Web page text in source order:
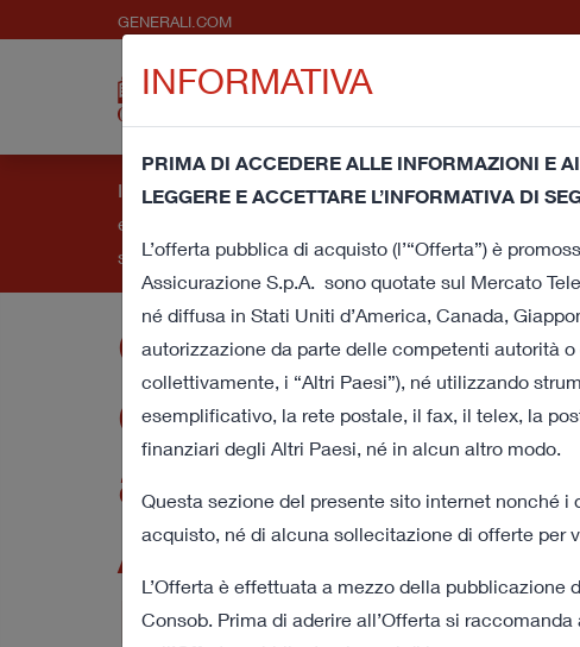
GENERALI.COM
Chi
siamo
Offerta pubblica
d’acquisto
cassa sulla
azioni di
Assicurazioni e
Procedura di
Informativa e consenso per l'uso dei cookie - Questo
esperienza di navigazione e fornirti un servizio in
sottostante a questo banner acconsenti all’utilizzo
INFORMATIVA
PRIMA DI ACCEDERE ALLE INFORMAZIONI E
LEGGERE E ACCETTARE L’INFORMATIVA DI
L’offerta pubblica di acquisto (l’“Offerta”) è
Assicurazione S.p.A. sono quotate sul Mercato
né diffusa in Stati Uniti d’America, Canada,
autorizzazione da parte delle competenti autorità
collettivamente, i “Altri Paesi”), né utilizzando
esemplificativo, la rete postale, il fax, il telex, la
finanziari degli Altri Paesi, né in alcun altro modo.
Questa sezione del presente sito internet nonché
acquisto, né di alcuna sollecitazione di offerte per
L’Offerta è effettuata a mezzo della
Consob. Prima di aderire all’Offerta si